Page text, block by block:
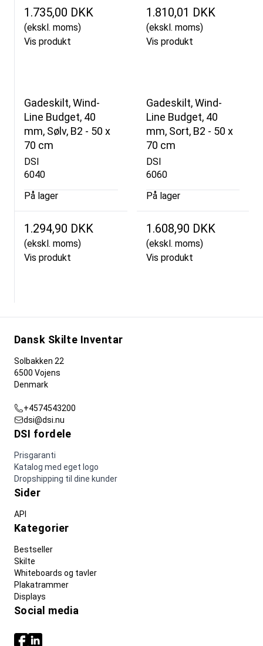
1.735,00 DKK
(ekskl. moms)
Vis produkt
1.810,01 DKK
(ekskl. moms)
Vis produkt
Gadeskilt, Wind-
Line Budget, 40
mm, Sølv, B2 - 50 x
70 cm
DSI
6040
På lager
1.294,90 DKK
(ekskl. moms)
Vis produkt
Gadeskilt, Wind-
Line Budget, 40
mm, Sort, B2 - 50 x
70 cm
DSI
6060
På lager
1.608,90 DKK
(ekskl. moms)
Vis produkt
Dansk Skilte Inventar
Solbakken 22
6500 Vojens
Denmark
+4574543200
dsi@dsi.nu
DSI fordele
Prisgaranti
Katalog med eget logo
Dropshipping til dine kunder
Sider
API
Kategorier
Bestseller
Skilte
Whiteboards og tavler
Plakatrammer
Displays
Social media